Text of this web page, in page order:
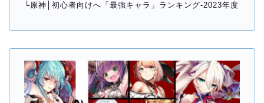
└原神│初心者向けへ「最強キャラ」ランキング-2023年度